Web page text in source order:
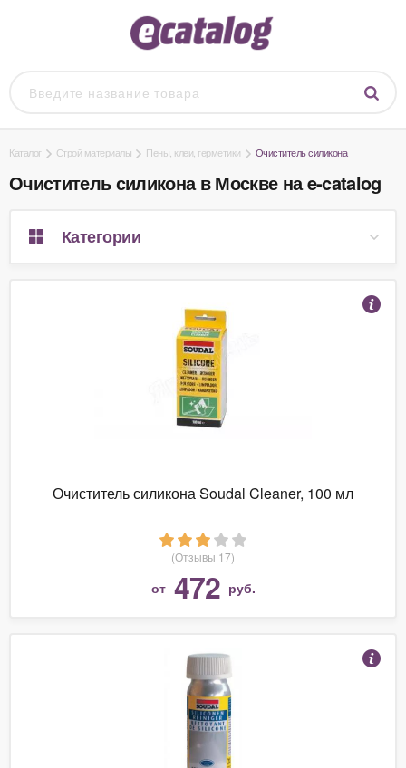
Каталог Строй материалы Пены, клеи, герметики Очиститель силикона
Очиститель силикона в Москве на e-catalog
Категории
Очиститель силикона Soudal Cleaner, 100 мл
(Отзывы 17)
от 472 руб.